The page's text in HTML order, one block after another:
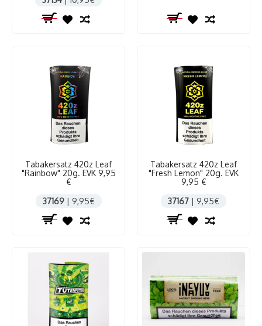
Tabakersatz 420z Leaf
"Rainbow" 20g. EVK 9,95
€
37169| 9,95€
Tabakersatz 420z Leaf
"Fresh Lemon" 20g. EVK
9,95 €
37167 | 9,95€